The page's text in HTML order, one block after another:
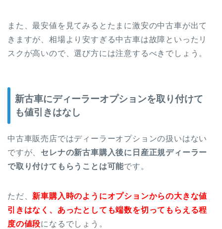
また、最安値を見てみるとたまに激安の中古車が出て
きますが、相場より安すぎる中古車は故障といったリ
スクが高いので、選び方には注意するべきでしょう。
新古車にディーラーオプションを取り付けて
も値引きはなし
中古車販売店ではディーラーオプションの扱いはない
ですが、 セレナの新古車購入後に日産正規ディーラー
で取り付けてもらうことは可能です。
ただ、新車購入時のようにオプションからの大きな値
引きはなく、あったとしても端数を切ってもらえる程
度の値段になるでしょう。